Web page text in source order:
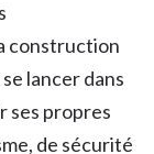
construction
lancer dans
ses propres
de sécurité